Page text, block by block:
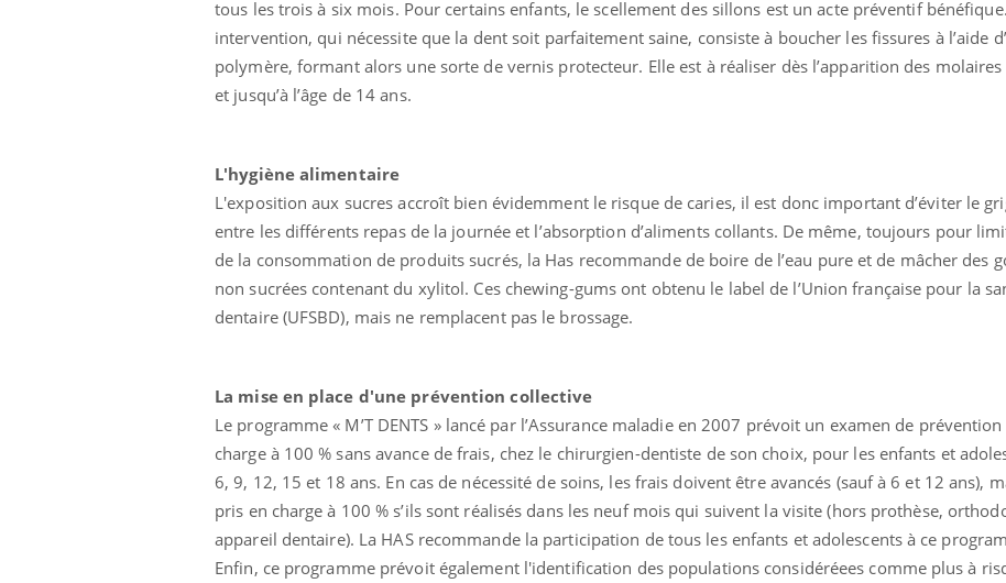
tous les trois à six mois. Pour certains enfants, le scellement des sillons est un acte préventif
intervention, qui nécessite que la dent soit parfaitement saine, consiste à boucher les fissures à l’aide
polymère, formant alors une sorte de vernis protecteur. Elle est à réaliser dès l’apparition des
et jusqu’à l’âge de 14 ans.
L'hygiène alimentaire
L'exposition aux sucres accroît bien évidemment le risque de caries, il est donc important d’éviter le
entre les différents repas de la journée et l’absorption d’aliments collants. De même, toujours pour
de la consommation de produits sucrés, la Has recommande de boire de l’eau pure et de mâcher des
non sucrées contenant du xylitol. Ces chewing-gums ont obtenu le label de l’Union française pour la
dentaire (UFSBD), mais ne remplacent pas le brossage.
La mise en place d'une prévention collective
Le programme « M’T DENTS » lancé par l’Assurance maladie en 2007 prévoit un examen de
charge à 100 % sans avance de frais, chez le chirurgien-dentiste de son choix, pour les enfants et
6, 9, 12, 15 et 18 ans. En cas de nécessité de soins, les frais doivent être avancés (sauf à 6 et 12 ans),
pris en charge à 100 % s’ils sont réalisés dans les neuf mois qui suivent la visite (hors prothèse,
appareil dentaire). La HAS recommande la participation de tous les enfants et adolescents à ce
Enfin, ce programme prévoit également l'identification des populations considéréees comme plus à
Pourquoi votre ventre
gâche-t-il les premiers
jours de vos vacances ?
pourquoi le risque de
noyade grimpe-t-il ?
Le Viagra pourrait-il
freiner la propagation du
cancer ?
Pourquoi manger moins
de protéines pourrait
l'apprentissage de la
Mordue
vacances,
réflexe
quelle est